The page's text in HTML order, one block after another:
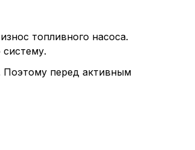
топливного насоса.
Поэтому перед активным